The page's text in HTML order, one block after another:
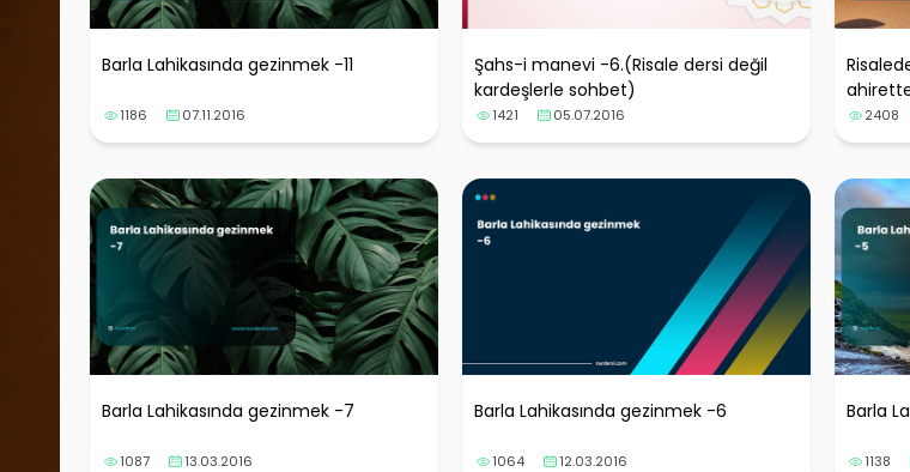
Barla Lahikasında gezinmek -11
1186 07.11.2016
Şahs-i manevi -6.(Risale dersi değil
kardeşlerle sohbet)
1421 05.07.2016 2408
Barla Lahikasında gezinmek -7
1087 13.03.2016
Barla Lahikasında gezinmek -6
1064 12.03.2016
Barla
1138